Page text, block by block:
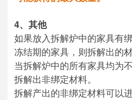
4、其他
如果放入拆解炉中的家具有
冻结期的家具，则拆解出的
当拆解炉中的所有家具均为
拆解出非绑定材料。
拆解产出的非绑定材料可以